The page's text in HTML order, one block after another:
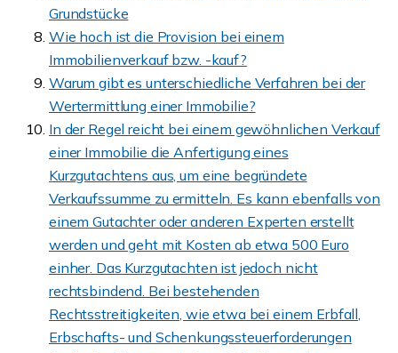
Grundstücke
Wie hoch ist die Provision bei einem
Immobilienverkauf bzw. -kauf?
Warum gibt es unterschiedliche Verfahren bei der
Wertermittlung einer Immobilie?
In der Regel reicht bei einem gewöhnlichen Verkauf
einer Immobilie die Anfertigung eines
Kurzgutachtens aus, um eine begründete
Verkaufssumme zu ermitteln. Es kann ebenfalls von
einem Gutachter oder anderen Experten erstellt
werden und geht mit Kosten ab etwa 500 Euro
einher. Das Kurzgutachten ist jedoch nicht
rechtsbindend. Bei bestehenden
Rechtsstreitigkeiten, wie etwa bei einem Erbfall,
Erbschafts- und Schenkungssteuerforderungen